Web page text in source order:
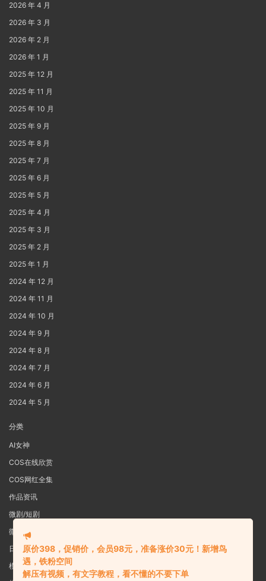
2026 年 4 月
2026 年 3 月
2026 年 2 月
2026 年 1 月
2025 年 12 月
2025 年 11 月
2025 年 10 月
2025 年 9 月
2025 年 8 月
2025 年 7 月
2025 年 6 月
2025 年 5 月
2025 年 4 月
2025 年 3 月
2025 年 2 月
2025 年 1 月
2024 年 12 月
2024 年 11 月
2024 年 10 月
2024 年 9 月
2024 年 8 月
2024 年 7 月
2024 年 6 月
2024 年 5 月
分类
AI女神
COS在线欣赏
COS网红全集
作品资讯
微剧/短剧
微密圈
日系写真
模特女神
原价398，促销价，会员98元，准备涨价30元！新增鸟
遇，铁粉空间
解压有视频，有文字教程，看不懂的不要下单